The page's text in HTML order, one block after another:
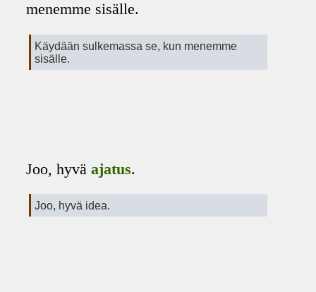
menemme sisälle.
Käydään sulkemassa se, kun menemme
sisälle.
Joo, hyväajatus.
Joo, hyvä idea.